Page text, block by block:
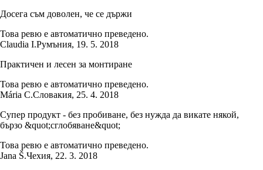
Досега съм доволен, че се държи
Това ревю е автоматично преведено.
Claudia I.Румъния, 19. 5. 2018
Практичен и лесен за монтиране
Това ревю е автоматично преведено.
Mária C.Словакия, 25. 4. 2018
Супер продукт - без пробиване, без нужда да викате някой,
бързо &quot;сглобяване&quot;
Това ревю е автоматично преведено.
Jana Š.Чехия, 22. 3. 2018